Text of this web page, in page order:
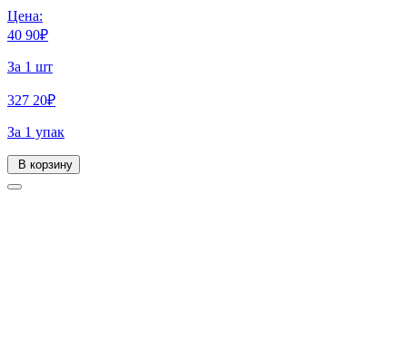
Цена:
40 90₽
За 1 шт
327 20₽
За 1 упак
В корзину